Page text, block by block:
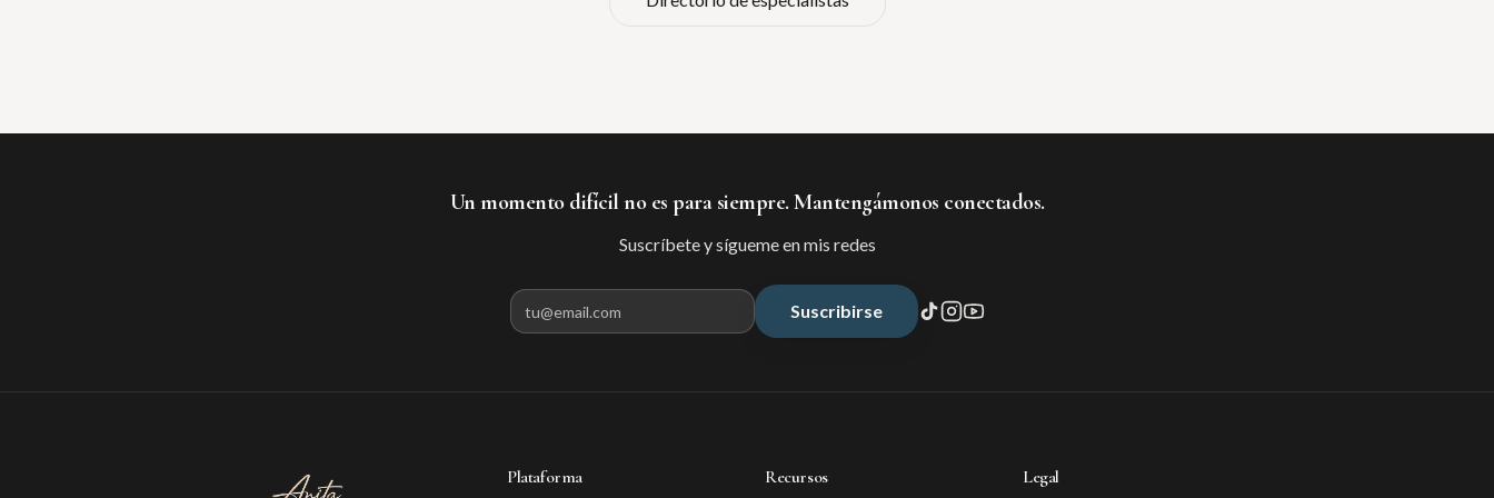
Un momento difícil no es para siempre. Mantengámonos conectados.
Suscríbete y sígueme en mis redes
Correo electrónico para suscribirte al boletín
Suscribirse
Plataforma Recursos Legal